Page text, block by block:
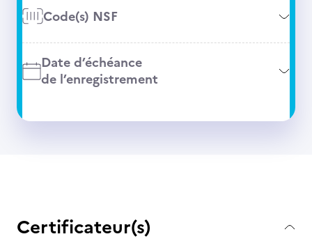
Code(s) NSF
Date d’échéance
de l’enregistrement
Certificateur(s)